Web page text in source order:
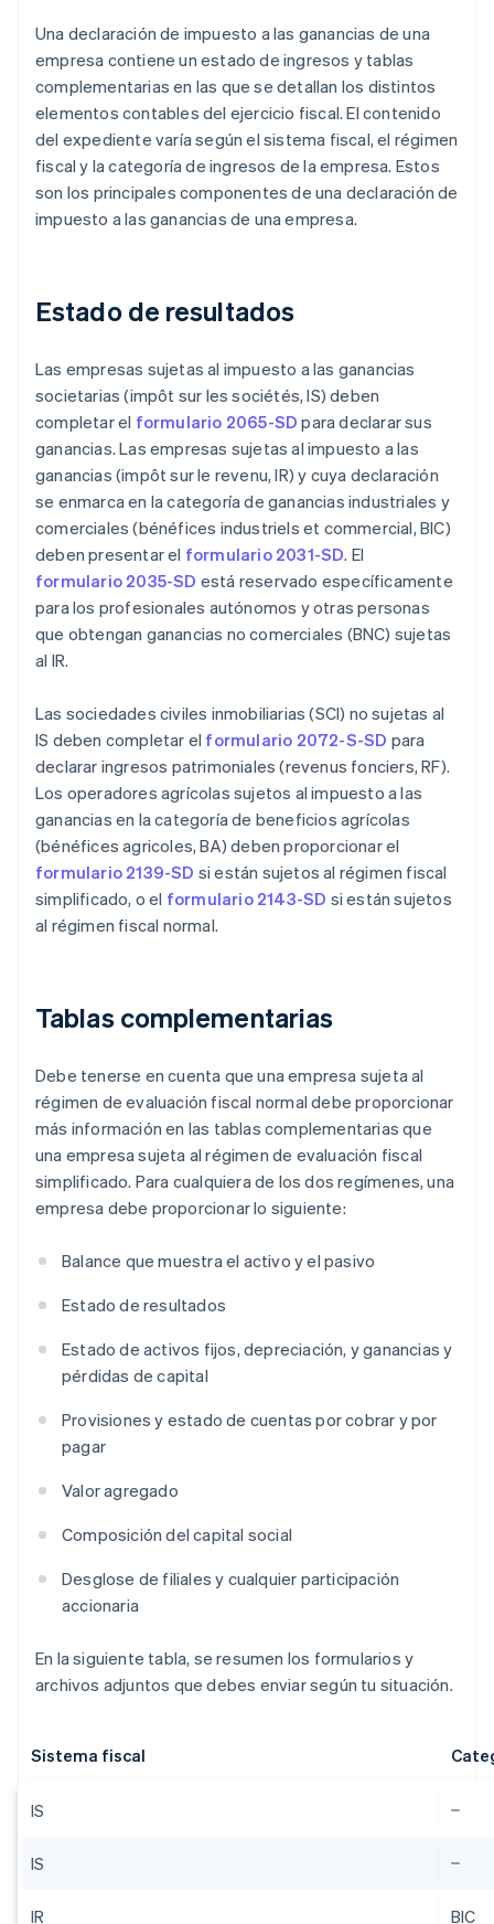
Una declaración de impuesto a las ganancias de una
empresa contiene un estado de ingresos y tablas
complementarias en las que se detallan los distintos
elementos contables del ejercicio fiscal. El contenido
del expediente varía según el sistema fiscal, el régimen
fiscal y la categoría de ingresos de la empresa. Estos
son los principales componentes de una declaración de
impuesto a las ganancias de una empresa.
Estado de resultados
Las empresas sujetas al impuesto a las ganancias
societarias (impôt sur les sociétés, IS) deben
completar el formulario 2065-SD para declarar sus
ganancias. Las empresas sujetas al impuesto a las
ganancias (impôt sur le revenu, IR) y cuya declaración
se enmarca en la categoría de ganancias industriales y
comerciales (bénéfices industriels et commercial, BIC)
deben presentar el formulario 2031-SD. El
formulario 2035-SD está reservado específicamente
para los profesionales autónomos y otras personas
que obtengan ganancias no comerciales (BNC) sujetas
al IR.
Las sociedades civiles inmobiliarias (SCI) no sujetas al
IS deben completar el formulario 2072-S-SD para
declarar ingresos patrimoniales (revenus fonciers, RF).
Los operadores agrícolas sujetos al impuesto a las
ganancias en la categoría de beneficios agrícolas
(bénéfices agricoles, BA) deben proporcionar el
formulario 2139-SD si están sujetos al régimen fiscal
simplificado, o el formulario 2143-SD si están sujetos
al régimen fiscal normal.
Tablas complementarias
Debe tenerse en cuenta que una empresa sujeta al
régimen de evaluación fiscal normal debe proporcionar
más información en las tablas complementarias que
una empresa sujeta al régimen de evaluación fiscal
simplificado. Para cualquiera de los dos regímenes, una
empresa debe proporcionar lo siguiente:
Balance que muestra el activo y el pasivo
Estado de resultados
Estado de activos fijos, depreciación, y ganancias y
pérdidas de capital
Provisiones y estado de cuentas por cobrar y por
pagar
Valor agregado
Composición del capital social
Desglose de filiales y cualquier participación
accionaria
En la siguiente tabla, se resumen los formularios y
archivos adjuntos que debes enviar según tu situación.
Sistema fiscal
IS
IS
IR BIC